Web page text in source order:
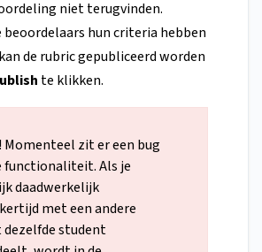
niet terugvinden.
beoordelaars hun criteria hebben
de rubric gepubliceerd worden
te klikken.
Momenteel zit er een bug
functionaliteit. Als je
daadwerkelijk
met een andere
dezelfde student